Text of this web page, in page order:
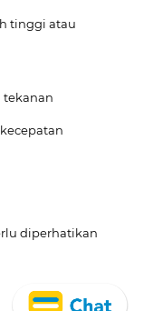
tinggi atau
tekanan
diperhatikan